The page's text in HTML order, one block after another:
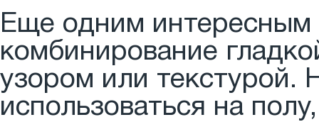
Еще одним
комбинирование
узором или текстурой.
использоваться на